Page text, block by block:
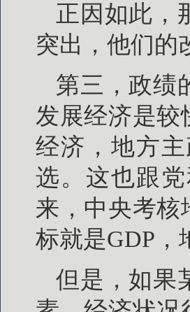
正因如此，
突出，他们的
第三，政绩
发展经济是较
经济，地方
选。这也跟
来，中央考核
标就是GDP，
但是，如果